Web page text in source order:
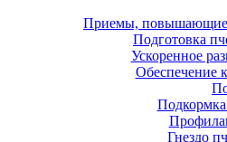
Приемы, повышающие
Подготовка
Ускоренное
Обеспечение
Гнездо